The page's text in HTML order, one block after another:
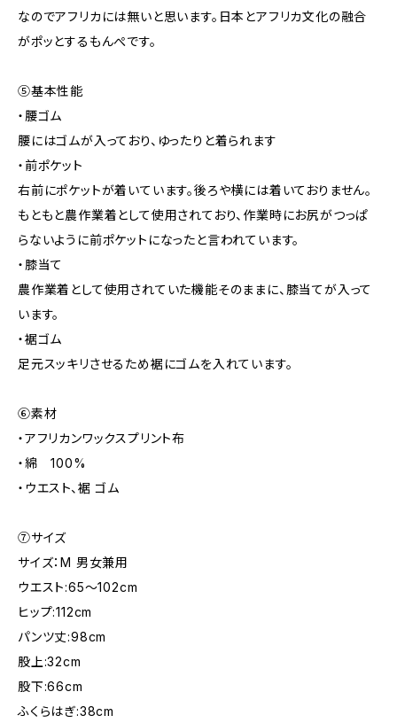
なのでアフリカには無いと思います。日本とアフリカ文化の融合
がポッとするもんぺです。
⑤基本性能
・腰ゴム
腰にはゴムが入っており、ゆったりと着られます
・前ポケット
右前にポケットが着いています。後ろや横には着いておりません。
もともと農作業着として使用されており、作業時にお尻がつっぱ
らないように前ポケットになったと言われています。
・膝当て
農作業着として使用されていた機能そのままに、膝当てが入って
います。
・裾ゴム
足元スッキリさせるため裾にゴムを入れています。
⑥素材
・アフリカンワックスプリント布
・綿 100%
・ウエスト、裾 ゴム
⑦サイズ
サイズ：M 男女兼用
ウエスト:65～102cm
ヒップ:112cm
パンツ丈:98cm
股上:32cm
股下:66cm
ふくらはぎ:38cm